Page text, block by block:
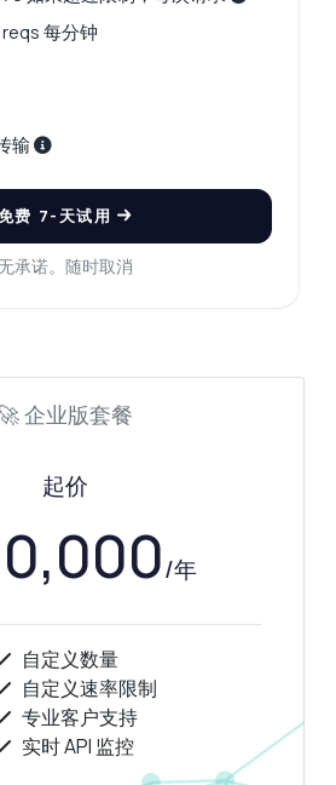
每分钟
输
费 7-天试用
承诺。随时取消
🚀 企业版套餐
起价
/年
自定义数量
自定义速率限制
专业客户支持
实时 API 监控